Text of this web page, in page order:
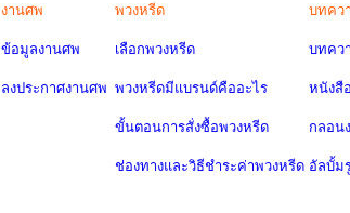
งานศพ
ข้อมูลงานศพ
ลงประกาศงานศพ
พวงหรีด
เลือกพวงหรีด
พวงหรีดมีแบรนด์คืออะไร
ขั้นตอนการสั่งซื้อพวงหรีด
ช่องทางและวิธีชำระค่าพวงหรีด
บทคว
บทคว
หนังสื
กลอน
อัลบั้ม